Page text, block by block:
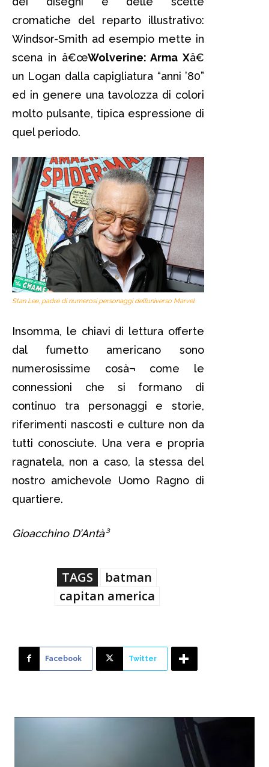
cromatiche del reparto illustrativo:
Windsor-Smith ad esempio mette in
scena in â€œWolverine: Arma Xâ€
un Logan dalla capigliatura “anni ’80”
ed in genere una tavolozza di colori
molto pulsante, tipica espressione di
quel periodo.
Stan Lee, padre di numerosi personaggi dell’universo Marvel
Insomma, le chiavi di lettura offerte
dal fumetto americano sono
numerosissime cosà¬ come le
connessioni che si formano di
continuo tra personaggi e storie,
riferimenti nascosti e culture non da
tutti conosciute. Una vera e propria
ragnatela, non a caso, la stessa del
nostro amichevole Uomo Ragno di
quartiere.
Gioacchino D’Antà³
TAGS
batman
capitan america
Facebook Twitter